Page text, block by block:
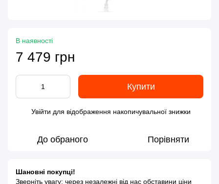
В наявності
7 479 грн
Купити
Увійти для відображення накопичувальної знижки
До обраного Порівняти
Шановні покупці!
Зверніть увагу: через незалежні від нас обставини ціни